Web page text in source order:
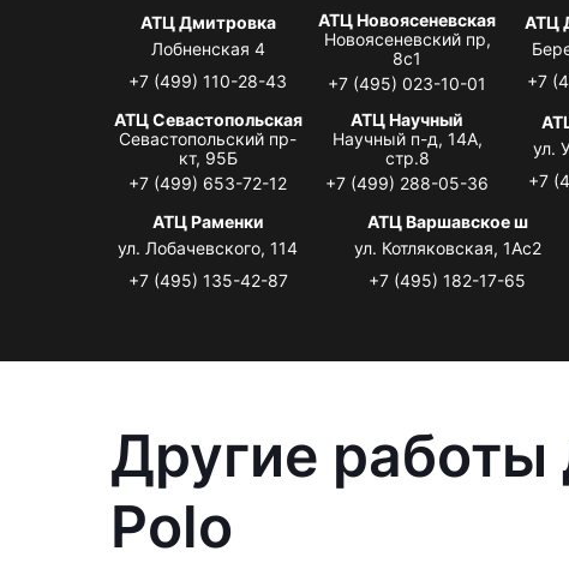
АТЦ Дмитровка
Лобненская 4
+7 (499) 110-28-43
АТЦ Новоясеневская
Новоясеневский пр,
8с1
+7 (495) 023-10-01
АТЦ
+7
АТЦ Севастопольская
Севастопольский пр-
кт, 95Б
+7 (499) 653-72-12
АТЦ Научный
Научный п-д, 14А,
стр.8
+7 (499) 288-05-36
ул.
+7
АТЦ Раменки
ул. Лобачевского, 114
+7 (495) 135-42-87
АТЦ Варшавское ш
ул. Котляковская, 1Ас2
+7 (495) 182-17-65
Другие работы
Polo